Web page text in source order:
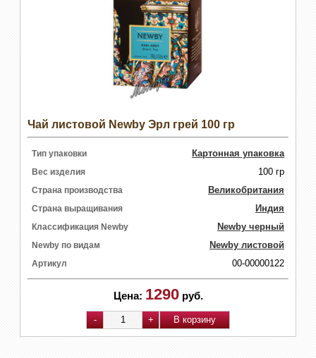
Чай листовой Newby Эрл грей 100 гр
Тип упаковки Картонная упаковка
Вес изделия 100 гр
Страна производства Великобритания
Страна выращивания Индия
Классификация Newby Newby черный
Newby по видам Newby листовой
Артикул 00-00000122
Цена: 1290 руб.